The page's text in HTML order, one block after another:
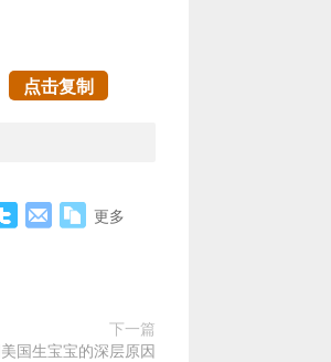
点击复制
更多
下一篇
国生宝宝的深层原因